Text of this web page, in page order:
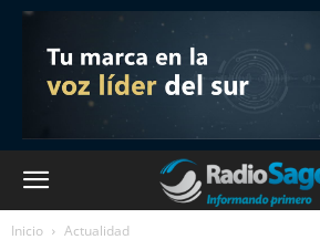
Inicio Actualidad